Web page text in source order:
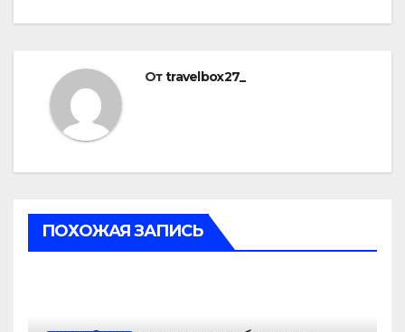
Отtravelbox27_
ПОХОЖАЯ ЗАПИСЬ